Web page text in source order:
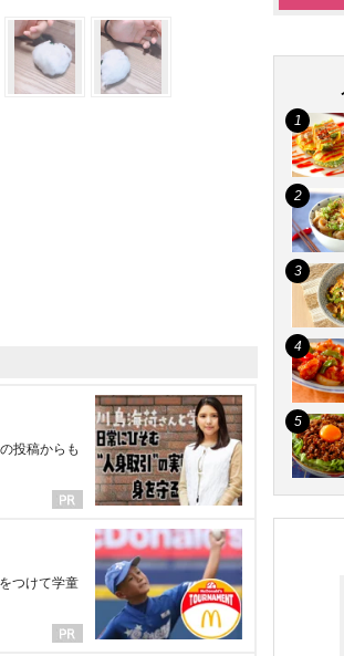
投稿からも
つけて学童